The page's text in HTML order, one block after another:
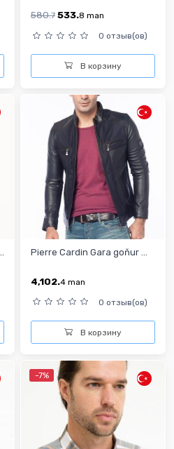
580.7 533.8 man
0 отзыв(ов)
В корзину
Pierre Cardin Gara goňur ...
4,102.4 man
0 отзыв(ов)
В корзину
-7%